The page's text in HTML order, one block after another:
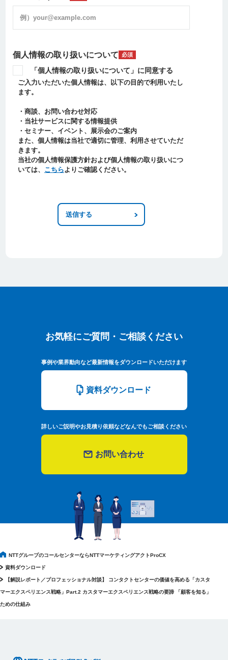
個人情報の取り扱いについて 必須
「個人情報の取り扱いについて」に同意する
ご入力いただいた個人情報は、以下の目的で利用いたし
ます。
・商談、お問い合わせ対応
・当社サービスに関する情報提供
・セミナー、イベント、展示会のご案内
また、個人情報は当社で適切に管理、利用させていただ
きます。
当社の個人情報保護方針および個人情報の取り扱いにつ
いては、 こちら よりご確認ください。
お気軽にご質問・ご相談ください
お気軽にご質問・ご相談ください
事例や業界動向など最新情報をダウンロードいただけます
資料ダウンロード
詳しいご説明やお見積り依頼などなんでもご相談ください
お問い合わせ
NTTグループのコールセンターならNTTマーケティングアクトProCX
資料ダウンロード
【解説レポート／プロフェッショナル対談】 コンタクトセンターの価値を高める「カスタ
マーエクスペリエンス戦略」Part.2 カスタマーエクスペリエンス戦略の要諦 「顧客を知る」
ための仕組み